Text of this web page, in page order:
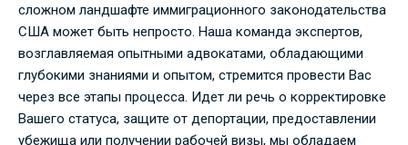
сложном ландшафте иммиграционного законодательства
США может быть непросто. Наша команда экспертов,
возглавляемая опытными адвокатами, обладающими
глубокими знаниями и опытом, стремится провести Вас
через все этапы процесса. Идет ли речь о корректировке
Вашего статуса, защите от депортации, предоставлении
убежища или получении рабочей визы, мы обладаем